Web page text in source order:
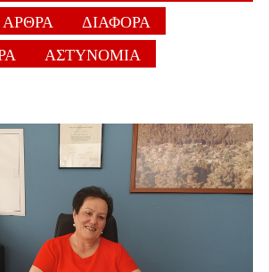
ΑΡΘΡΑ
ΔΙΑΦΟΡΑ
ΑΣΤΥΝΟΜΙΑ